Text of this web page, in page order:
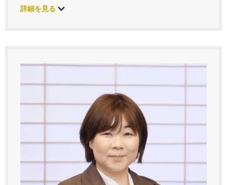
詳細を見る